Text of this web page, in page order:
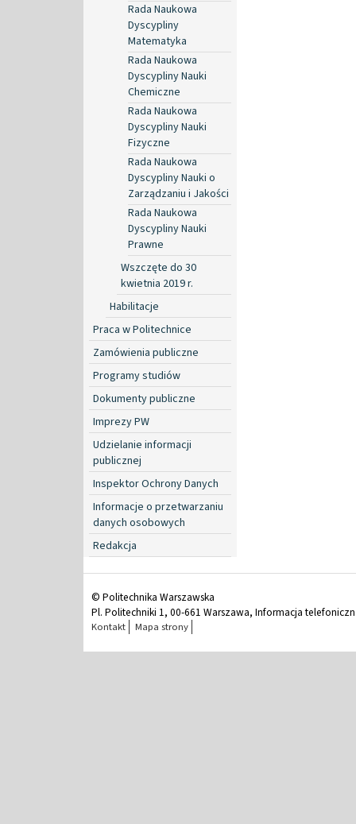
Rada Naukowa
Dyscypliny
Matematyka
Rada Naukowa
Dyscypliny Nauki
Chemiczne
Rada Naukowa
Dyscypliny Nauki
Fizyczne
Rada Naukowa
Dyscypliny Nauki o
Zarządzaniu i Jakości
Rada Naukowa
Dyscypliny Nauki
Prawne
Wszczęte do 30
kwietnia 2019 r.
Habilitacje
Praca w Politechnice
Zamówienia publiczne
Programy studiów
Dokumenty publiczne
Imprezy PW
Udzielanie informacji
publicznej
Inspektor Ochrony Danych
Informacje o przetwarzaniu
danych osobowych
Redakcja
© Politechnika Warszawska
Pl. Politechniki 1, 00-661 Warszawa, Informacja
Kontakt Mapa strony